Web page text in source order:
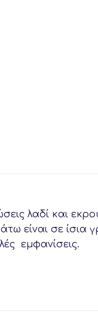
λαδί και
είναι σε
εμφανίσεις.